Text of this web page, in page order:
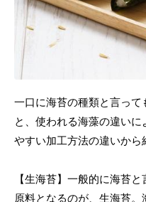
一口に海苔の種類と言っ
と、使われる海藻の違い
やすい加工方法の違いから
【生海苔】一般的に海苔
原料となるのが、生海苔